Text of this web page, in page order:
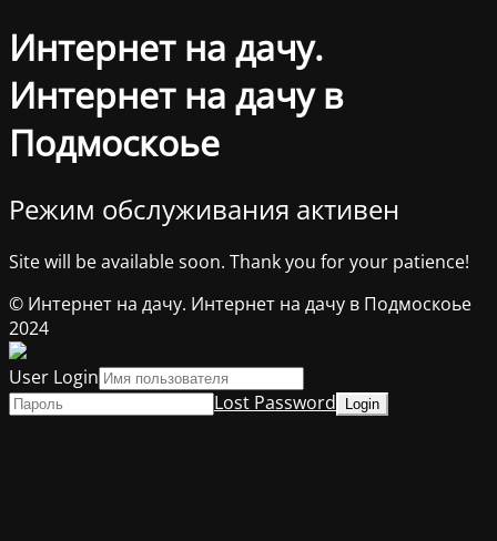
Интернет на дачу.
Интернет на дачу в
Подмоскоье
Режим обслуживания активен
Site will be available soon. Thank you for your patience!
© Интернет на дачу. Интернет на дачу в Подмоскоье
2024
User Login
Lost Password